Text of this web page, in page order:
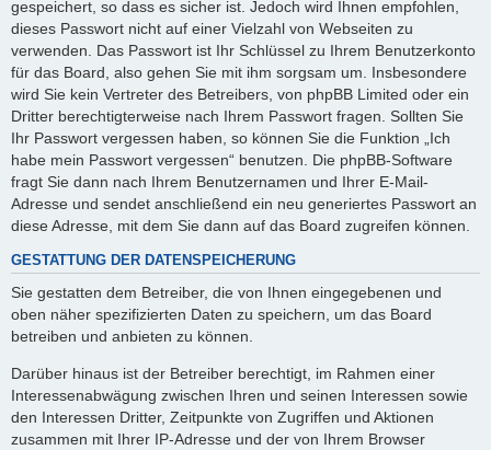
gespeichert, so dass es sicher ist. Jedoch wird Ihnen empfohlen,
dieses Passwort nicht auf einer Vielzahl von Webseiten zu
verwenden. Das Passwort ist Ihr Schlüssel zu Ihrem Benutzerkonto
für das Board, also gehen Sie mit ihm sorgsam um. Insbesondere
wird Sie kein Vertreter des Betreibers, von phpBB Limited oder ein
Dritter berechtigterweise nach Ihrem Passwort fragen. Sollten Sie
Ihr Passwort vergessen haben, so können Sie die Funktion „Ich
habe mein Passwort vergessen“ benutzen. Die phpBB-Software
fragt Sie dann nach Ihrem Benutzernamen und Ihrer E-Mail-
Adresse und sendet anschließend ein neu generiertes Passwort an
diese Adresse, mit dem Sie dann auf das Board zugreifen können.
GESTATTUNG DER DATENSPEICHERUNG
Sie gestatten dem Betreiber, die von Ihnen eingegebenen und
oben näher spezifizierten Daten zu speichern, um das Board
betreiben und anbieten zu können.
Darüber hinaus ist der Betreiber berechtigt, im Rahmen einer
Interessenabwägung zwischen Ihren und seinen Interessen sowie
den Interessen Dritter, Zeitpunkte von Zugriffen und Aktionen
zusammen mit Ihrer IP-Adresse und der von Ihrem Browser